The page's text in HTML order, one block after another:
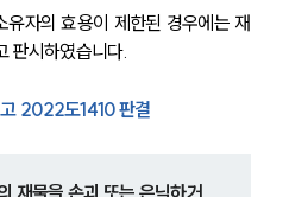
자의 효용이 제한된 경우에는 재
판시하였습니다.
2022도1410 판결
재물을 손괴 또는 은닉하거